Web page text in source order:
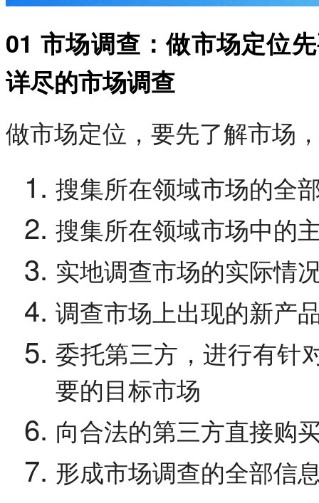
01 市场调查：做市场定位
详尽的市场调查
做市场定位，要先了解市场
搜集所在领域市场的全
搜集所在领域市场中的
实地调查市场的实际情
调查市场上出现的新产
委托第三方，进行有针
要的目标市场
向合法的第三方直接购
形成市场调查的全部信